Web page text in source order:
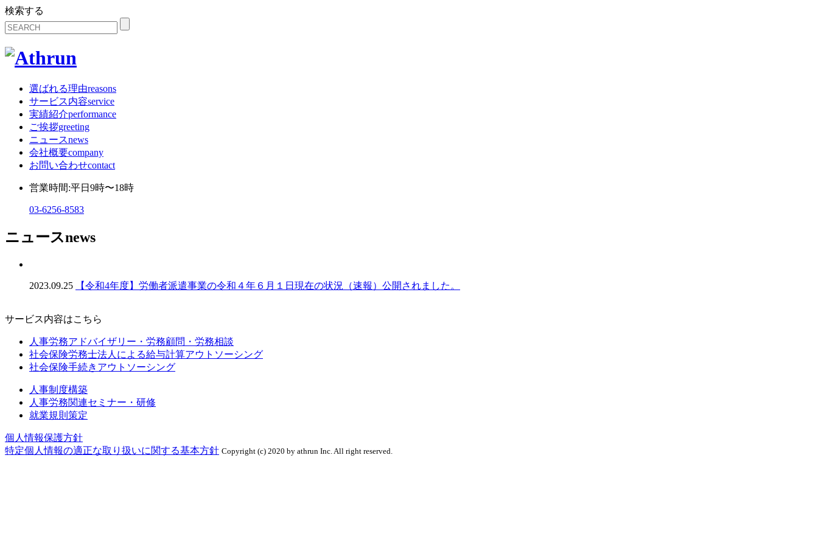
検索する
選ばれる理由reasons
サービス内容service
実績紹介performance
ご挨拶greeting
ニュースnews
会社概要company
お問い合わせcontact
営業時間:平日9時〜18時
03-6256-8583
ニュースnews
2023.09.25 【令和4年度】労働者派遣事業の令和４年６月１日現在の状況（速報）公開されました。
サービス内容はこちら
人事労務アドバイザリー・労務顧問・労務相談
社会保険労務士法人による給与計算アウトソーシング
社会保険手続きアウトソーシング
人事制度構築
人事労務関連セミナー・研修
就業規則策定
個人情報保護方針
特定個人情報の適正な取り扱いに関する基本方針 Copyright (c) 2020 by athrun Inc. All right reserved.